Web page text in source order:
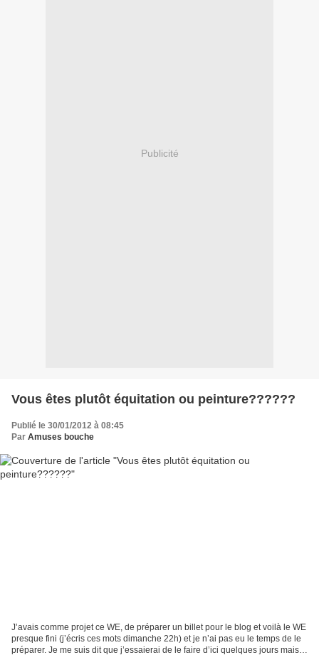
Publicité
Vous êtes plutôt équitation ou peinture??????
Publié le 30/01/2012 à 08:45
Par Amuses bouche
J’avais comme projet ce WE, de préparer un billet pour le blog et voilà le WE
presque fini (j’écris ces mots dimanche 22h) et je n’ai pas eu le temps de le
préparer. Je me suis dit que j’essaierai de le faire d’ici quelques jours mais à